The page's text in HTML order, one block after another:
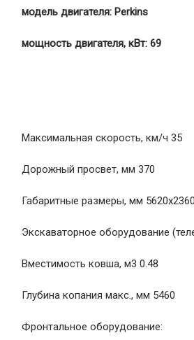
модель двигателя: Perkins
мощность двигателя, кВт: 69
Максимальная скорость, км/ч 35
Дорожный просвет, мм 370
Габаритные размеры, мм
Экскаваторное оборудование
Вместимость ковша, м3 0.48
Глубина копания макс., мм 5460
Фронтальное оборудование: